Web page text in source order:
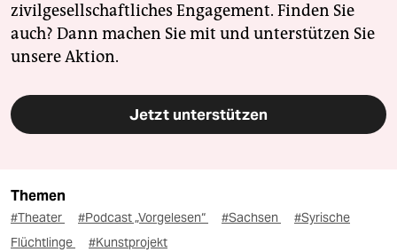
zivilgesellschaftliches Engagement. Finden Sie
auch? Dann machen Sie mit und unterstützen Sie
unsere Aktion.
Jetzt unterstützen
Themen
#Theater #Podcast „Vorgelesen“ #Sachsen
#Syrische
Flüchtlinge
#Kunstprojekt